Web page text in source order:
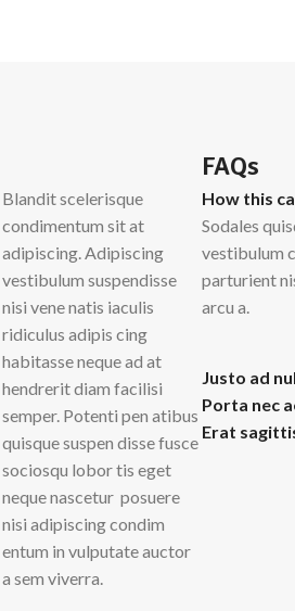
Blandit scelerisque
condimentum sit at
adipiscing. Adipiscing
vestibulum suspendisse
nisi vene natis iaculis
ridiculus adipis cing
habitasse neque ad at
hendrerit diam facilisi
semper. Potenti pen atibus
quisque suspen disse fusce
sociosqu lobor tis eget
neque nascetur posuere
nisi adipiscing condim
entum in vulputate auctor
a sem viverra.
FAQs
How this
Sodales
vestibulum
parturient
arcu a.
Justo ad
Porta nec
Erat